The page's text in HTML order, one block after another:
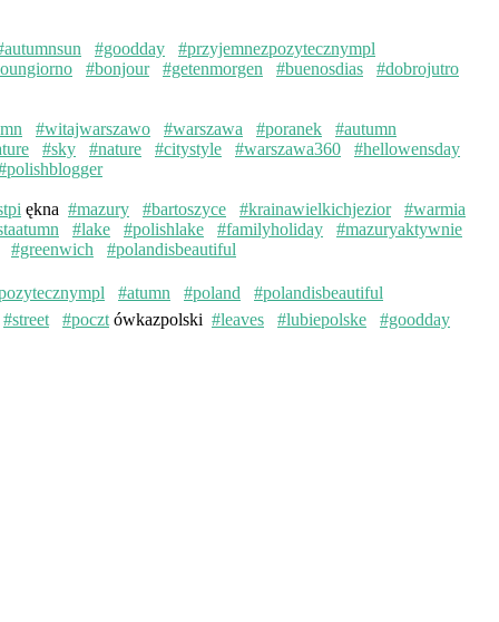
#goodday
#przyjemnezpozytecznympl
#bonjour #getenmorgen #buenosdias
#dobrojutro
#witajwarszawo #warszawa #poranek
#autumn
#sky #nature #citystyle #warszawa360
#hellowensday
ękna #mazury #bartoszyce #krainawielkichjezior
#warmia
#lake #polishlake #familyholiday
#mazuryaktywnie
#greenwich #polandisbeautiful
#atumn #poland
#polandisbeautiful
#street #poczt ówkazpolski #leaves #lubiepolske
#goodday